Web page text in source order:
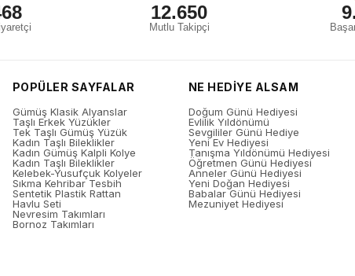
12.650
Mutlu Takipçi
POPÜLER SAYFALAR
Gümüş Klasik Alyanslar
Taşlı Erkek Yüzükler
Tek Taşlı Gümüş Yüzük
Kadın Taşlı Bileklikler
Kadın Gümüş Kalpli Kolye
Kadın Taşlı Bileklikler
Kelebek-Yusufçuk Kolyeler
Sıkma Kehribar Tesbih
Sentetik Plastik Rattan
Havlu Seti
Nevresim Takımları
Bornoz Takımları
NE HEDİYE ALSAM
Doğum Günü Hediyesi
Evlilik Yıldönümü
Sevgililer Günü Hediye
Yeni Ev Hediyesi
Tanışma Yıldönümü Hediyesi
Öğretmen Günü Hediyesi
Anneler Günü Hediyesi
Yeni Doğan Hediyesi
Babalar Günü Hediyesi
Mezuniyet Hediyesi